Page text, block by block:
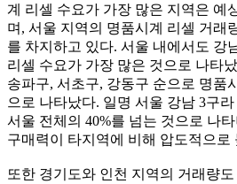
계 리셀 수요가 가장 많은 지역은 예
며, 서울 지역의 명품시계 리셀 거래
를 차지하고 있다. 서울 내에서도 강
리셀 수요가 가장 많은 것으로 나타
송파구, 서초구, 강동구 순으로 명품
으로 나타났다. 일명 서울 강남 3구
서울 전체의 40%를 넘는 것으로 나
구매력이 타지역에 비해 압도적으로
또한 경기도와 인천 지역의 거래량도